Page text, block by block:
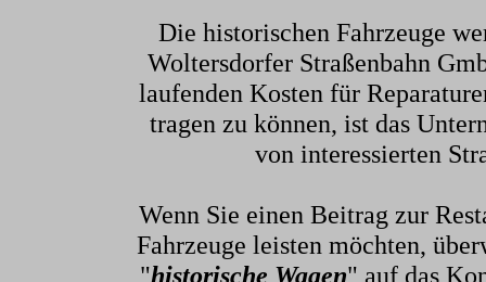
Die historischen Fahrzeuge
Woltersdorfer Straßenbahn
laufenden Kosten für
tragen zu können, ist das
von interessierten
Wenn Sie einen Beitrag zur
Fahrzeuge leisten möchten,
"historische Wagen" auf das